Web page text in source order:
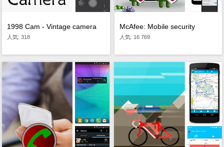
1998 Cam - Vintage camera
人気: 318
McAfee: Mobile security
人気: 16 769